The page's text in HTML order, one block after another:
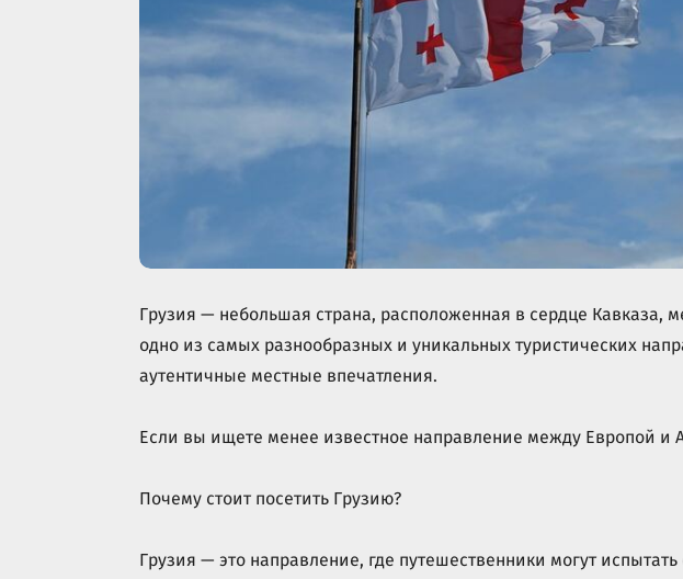
Грузия — небольшая страна, расположенная в сердце
одно из самых разнообразных и уникальных туристических
аутентичные местные впечатления.
Если вы ищете менее известное направление между Европой и
Почему стоит посетить Грузию?
Грузия — это направление, где путешественники могут